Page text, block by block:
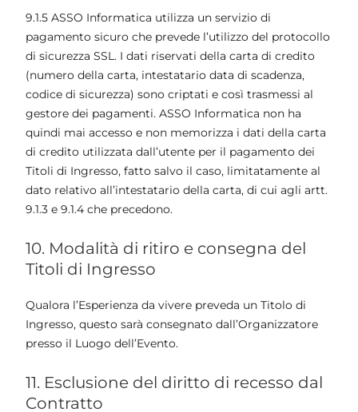
9.1.5 ASSO Informatica utilizza un servizio di
pagamento sicuro che prevede l’utilizzo del protocollo
di sicurezza SSL. I dati riservati della carta di credito
(numero della carta, intestatario data di scadenza,
codice di sicurezza) sono criptati e così trasmessi al
gestore dei pagamenti. ASSO Informatica non ha
quindi mai accesso e non memorizza i dati della carta
di credito utilizzata dall’utente per il pagamento dei
Titoli di Ingresso, fatto salvo il caso, limitatamente al
dato relativo all’intestatario della carta, di cui agli artt.
9.1.3 e 9.1.4 che precedono.
10. Modalità di ritiro e consegna del
Titoli di Ingresso
Qualora l’Esperienza da vivere preveda un Titolo di
Ingresso, questo sarà consegnato dall’Organizzatore
presso il Luogo dell’Evento.
11. Esclusione del diritto di recesso dal
Contratto